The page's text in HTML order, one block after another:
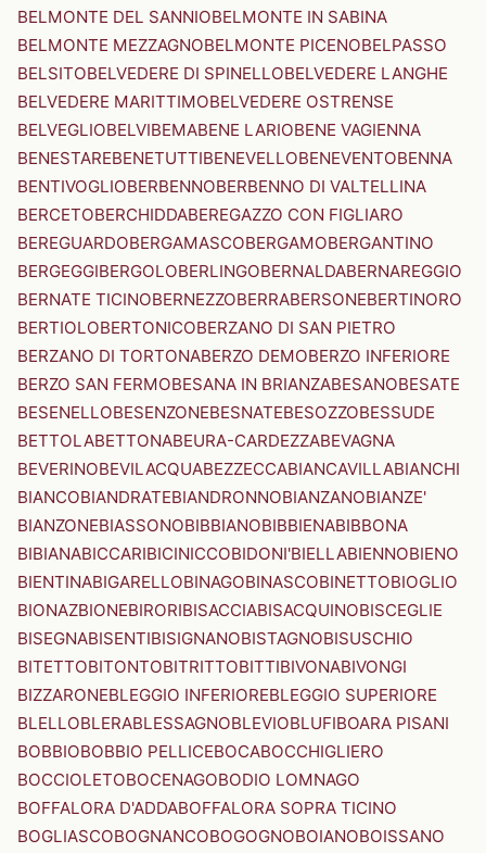
BELMONTE DEL SANNIOBELMONTE IN SABINA
BELMONTE MEZZAGNOBELMONTE PICENOBELPASSO
BELSITOBELVEDERE DI SPINELLOBELVEDERE LANGHE
BELVEDERE MARITTIMOBELVEDERE OSTRENSE
BELVEGLIOBELVIBEMABENE LARIOBENE VAGIENNA
BENESTAREBENETUTTIBENEVELLOBENEVENTOBENNA
BENTIVOGLIOBERBENNOBERBENNO DI VALTELLINA
BERCETOBERCHIDDABEREGAZZO CON FIGLIARO
BEREGUARDOBERGAMASCOBERGAMOBERGANTINO
BERGEGGIBERGOLOBERLINGOBERNALDABERNAREGGIO
BERNATE TICINOBERNEZZOBERRABERSONEBERTINORO
BERTIOLOBERTONICOBERZANO DI SAN PIETRO
BERZANO DI TORTONABERZO DEMOBERZO INFERIORE
BERZO SAN FERMOBESANA IN BRIANZABESANOBESATE
BESENELLOBESENZONEBESNATEBESOZZOBESSUDE
BETTOLABETTONABEURA-CARDEZZABEVAGNA
BEVERINOBEVILACQUABEZZECCABIANCAVILLABIANCHI
BIANCOBIANDRATEBIANDRONNOBIANZANOBIANZE'
BIANZONEBIASSONOBIBBIANOBIBBIENABIBBONA
BIBIANABICCARIBICINICCOBIDONI'BIELLABIENNOBIENO
BIENTINABIGARELLOBINAGOBINASCOBINETTOBIOGLIO
BIONAZBIONEBIRORIBISACCIABISACQUINOBISCEGLIE
BISEGNABISENTIBISIGNANOBISTAGNOBISUSCHIO
BITETTOBITONTOBITRITTOBITTIBIVONABIVONGI
BIZZARONEBLEGGIO INFERIOREBLEGGIO SUPERIORE
BLELLOBLERABLESSAGNOBLEVIOBLUFIBOARA PISANI
BOBBIOBOBBIO PELLICEBOCABOCCHIGLIERO
BOCCIOLETOBOCENAGOBODIO LOMNAGO
BOFFALORA D'ADDABOFFALORA SOPRA TICINO
BOGLIASCOBOGNANCOBOGOGNOBOIANOBOISSANO